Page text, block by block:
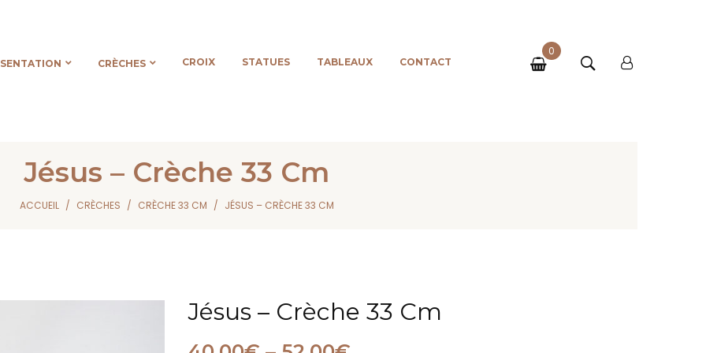
CRÈCHES CROIX STATUES TABLEAUX CONTACT
0
Jésus – Crèche 33 Cm
ACCUEIL CRÈCHES CRÈCHE 33 CM JÉSUS – CRÈCHE 33 CM
Jésus – Crèche 33 Cm